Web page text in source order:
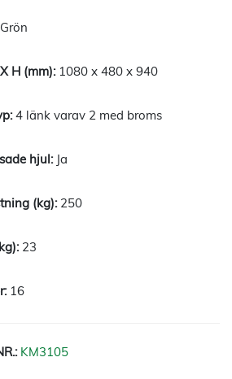
Grön
1080 x 480 x 940
4 länk varav 2 med broms
Ja
250
23
16
KM3105